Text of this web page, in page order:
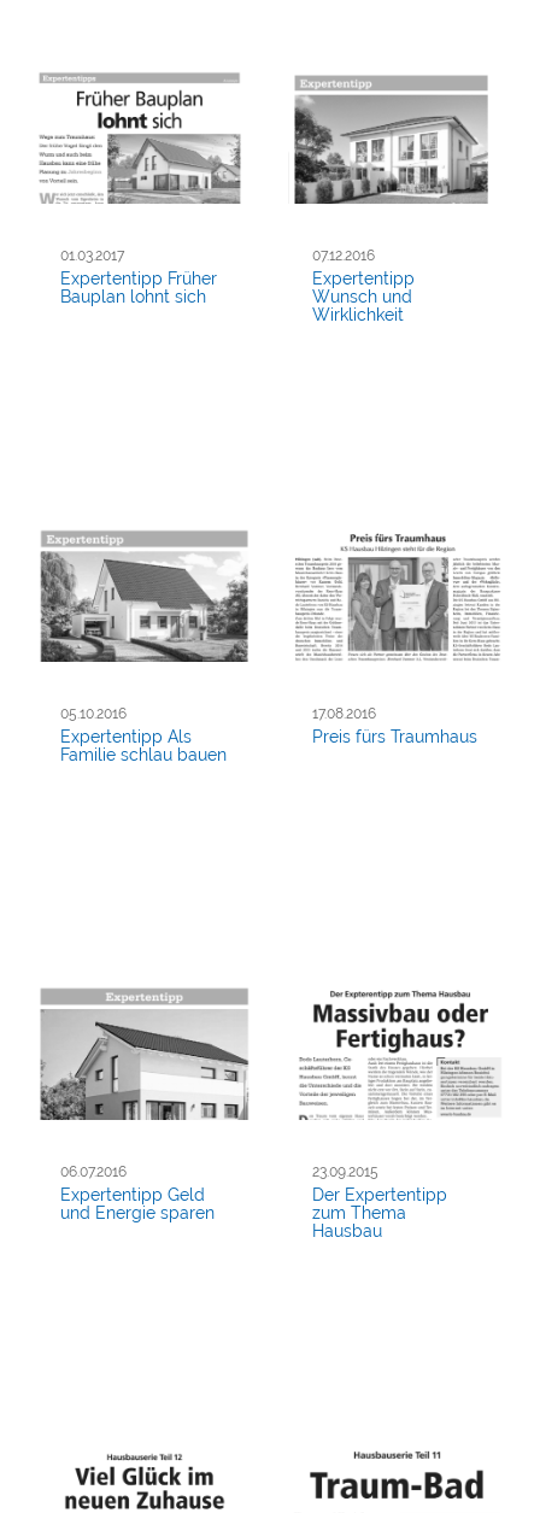
01.03.2017
Expertentipp Früher
Bauplan lohnt sich
07.12.2016
Expertentipp
Wunsch und
Wirklichkeit
05.10.2016
Expertentipp Als
Familie schlau bauen
17.08.2016
Preis fürs Traumhaus
06.07.2016
Expertentipp Geld
und Energie sparen
23.09.2015
Der Expertentipp
zum Thema
Hausbau